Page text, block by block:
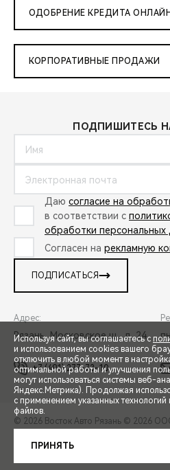
СПЕЦПРЕДЛОЖЕНИЯ
ЗАПИСЬ НА ТЕСТ-ДРАЙВ
ОДОБРЕНИЕ КРЕДИТА ОНЛАЙН
КОРПОРАТИВНЫЕ ПРОДАЖИ
ПОДПИШИТЕСЬ
Даю согласие на
в соответствии с
обработки персональных
Согласен на рекламную
ПОДПИСАТЬСЯ
Адрес:
Рязань, Московское ш., д. 24
+7 (491) 277-73-10
© 2026 Восток Авто Рязань © 2026
Сделано в ПЕРКС
Используя сайт, вы соглашаетесь с
и использованием cookies вашего
отключить в любой момент в
оптимальной работы и улучшения
могут использоваться системы веб-
Яндекс.Метрика). Продолжая
с применением указанных
файлов.
ПРИНЯТЬ